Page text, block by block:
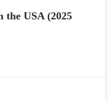
the USA (2025